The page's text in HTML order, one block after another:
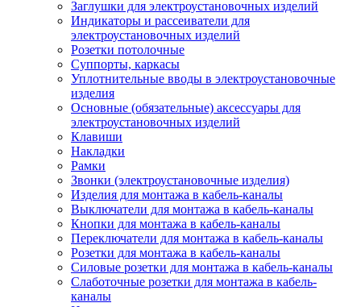
Заглушки для электроустановочных изделий
Индикаторы и рассеиватели для
электроустановочных изделий
Розетки потолочные
Суппорты, каркасы
Уплотнительные вводы в электроустановочные
изделия
Основные (обязательные) аксессуары для
электроустановочных изделий
Клавиши
Накладки
Рамки
Звонки (электроустановочные изделия)
Изделия для монтажа в кабель-каналы
Выключатели для монтажа в кабель-каналы
Кнопки для монтажа в кабель-каналы
Переключатели для монтажа в кабель-каналы
Розетки для монтажа в кабель-каналы
Силовые розетки для монтажа в кабель-каналы
Слаботочные розетки для монтажа в кабель-
каналы